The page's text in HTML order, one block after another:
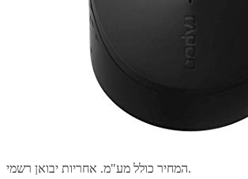
המחיר כולל מע"מ. אחריות יבואן רשמי.